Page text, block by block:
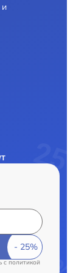
cполитикой